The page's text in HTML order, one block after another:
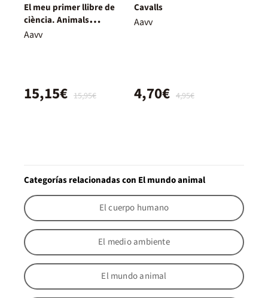
El meu primer llibre de
ciència. Animals
al·lucinants
Aavv
15,95€
15,15€
Cavalls
Aavv
4,95€
4,70€
Categorías relacionadas con El mundo animal
El cuerpo humano
El medio ambiente
El mundo animal